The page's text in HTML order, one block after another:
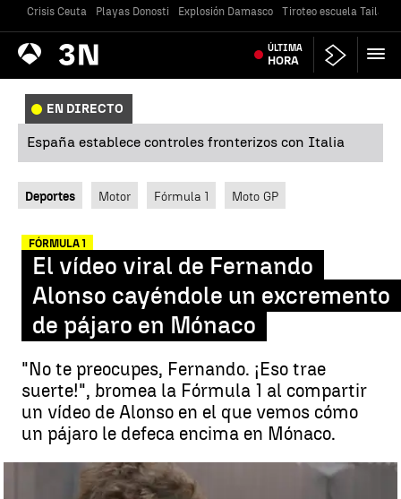
Crisis Ceuta Playas Donosti Explosión Damasco Tiroteo escuela
Antena
3 Noticias ÚLTIMA
HORA
EN DIRECTO
España establece controles fronterizos con Italia
Deportes Motor Fórmula 1 Moto GP
FÓRMULA 1
El vídeo viral de Fernando
Alonso cayéndole un excremento
de pájaro en Mónaco
"No te preocupes, Fernando. ¡Eso trae
suerte!", bromea la Fórmula 1 al compartir
un vídeo de Alonso en el que vemos cómo
un pájaro le defeca encima en Mónaco.